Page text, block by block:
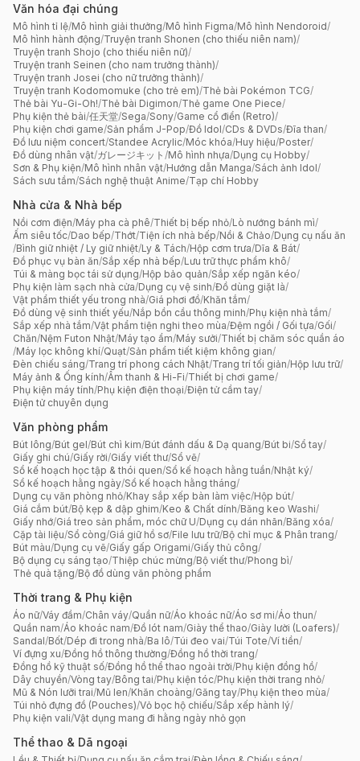
Văn hóa đại chúng
Mô hình tỉ lệ/Mô hình giải thưởng/Mô hình Figma/Mô hình Nendoroid/
Mô hình hành động/Truyện tranh Shonen (cho thiếu niên nam)/
Truyện tranh Shojo (cho thiếu niên nữ)/
Truyện tranh Seinen (cho nam trưởng thành)/
Truyện tranh Josei (cho nữ trưởng thành)/
Truyện tranh Kodomomuke (cho trẻ em)/Thẻ bài Pokémon TCG/
Thẻ bài Yu-Gi-Oh!/Thẻ bài Digimon/Thẻ game One Piece/
Phụ kiện thẻ bài/任天堂/Sega/Sony/Game cổ điển (Retro)/
Phụ kiện chơi game/Sản phẩm J-Pop/Đồ Idol/CDs & DVDs/Đĩa than/
Đồ lưu niệm concert/Standee Acrylic/Móc khóa/Huy hiệu/Poster/
Đồ dùng nhân vật/ガレージキット /Mô hình nhựa/Dụng cụ Hobby/
Sơn & Phụ kiện/Mô hình nhân vật/Hướng dẫn Manga/Sách ảnh Idol/
Sách sưu tầm/Sách nghệ thuật Anime/Tạp chí Hobby
Nhà cửa & Nhà bếp
Nồi cơm điện/Máy pha cà phê/Thiết bị bếp nhỏ/Lò nướng bánh mì/
Ấm siêu tốc/Dao bếp/Thớt/Tiện ích nhà bếp/Nồi & Chảo/Dụng cụ nấu ăn
/Bình giữ nhiệt / Ly giữ nhiệt/Ly & Tách/Hộp cơm trưa/Dĩa & Bát/
Đồ phục vụ bàn ăn/Sắp xếp nhà bếp/Lưu trữ thực phẩm khô/
Túi & màng bọc tái sử dụng/Hộp bảo quản/Sắp xếp ngăn kéo/
Phụ kiện làm sạch nhà cửa/Dụng cụ vệ sinh/Đồ dùng giặt là/
Vật phẩm thiết yếu trong nhà/Giá phơi đồ/Khăn tắm/
Đồ dùng vệ sinh thiết yếu/Nắp bồn cầu thông minh/Phụ kiện nhà tắm/
Sắp xếp nhà tắm/Vật phẩm tiện nghi theo mùa/Đệm ngồi / Gối tựa/Gối/
Chăn/Nệm Futon Nhật/Máy tạo ẩm/Máy sưởi/Thiết bị chăm sóc quần áo
/Máy lọc không khí/Quạt/Sản phẩm tiết kiệm không gian/
Đèn chiếu sáng/Trang trí phong cách Nhật/Trang trí tối giản/Hộp lưu trữ/
Máy ảnh & Ống kính/Âm thanh & Hi-Fi/Thiết bị chơi game/
Phụ kiện máy tính/Phụ kiện điện thoại/Điện tử cầm tay/
Điện tử chuyên dụng
Văn phòng phẩm
Bút lông/Bút gel/Bút chì kim/Bút đánh dấu & Dạ quang/Bút bi/Sổ tay/
Giấy ghi chú/Giấy rời/Giấy viết thư/Sổ vẽ/
Sổ kế hoạch học tập & thói quen/Sổ kế hoạch hằng tuần/Nhật ký/
Sổ kế hoạch hằng ngày/Sổ kế hoạch hằng tháng/
Dụng cụ văn phòng nhỏ/Khay sắp xếp bàn làm việc/Hộp bút/
Giá cắm bút/Bộ kẹp & dập ghim/Keo & Chất dính/Băng keo Washi/
Giấy nhớ/Giá treo sản phẩm, móc chữ U/Dụng cụ dán nhãn/Băng xóa/
Cặp tài liệu/Sổ còng/Giá giữ hồ sơ/File lưu trữ/Bộ chỉ mục & Phân trang/
Bút màu/Dụng cụ vẽ/Giấy gấp Origami/Giấy thủ công/
Bộ dụng cụ sáng tạo/Thiệp chúc mừng/Bộ viết thư/Phong bì/
Thẻ quà tặng/Bộ đồ dùng văn phòng phẩm
Thời trang & Phụ kiện
Áo nữ/Váy đầm/Chân váy/Quần nữ/Áo khoác nữ/Áo sơ mi/Áo thun/
Quần nam/Áo khoác nam/Đồ lót nam/Giày thể thao/Giày lười (Loafers)/
Sandal/Bốt/Dép đi trong nhà/Ba lô/Túi đeo vai/Túi Tote/Ví tiền/
Ví đựng xu/Đồng hồ thông thường/Đồng hồ thời trang/
Đồng hồ kỹ thuật số/Đồng hồ thể thao ngoài trời/Phụ kiện đồng hồ/
Dây chuyền/Vòng tay/Bông tai/Phụ kiện tóc/Phụ kiện thời trang nhỏ/
Mũ & Nón lưỡi trai/Mũ len/Khăn choàng/Găng tay/Phụ kiện theo mùa/
Túi nhỏ đựng đồ (Pouches)/Vỏ bọc hộ chiếu/Sắp xếp hành lý/
Phụ kiện vali/Vật dụng mang đi hằng ngày nhỏ gọn
Thể thao & Dã ngoại